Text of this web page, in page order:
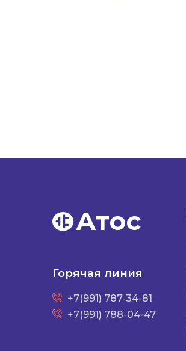
Атос
Горячая линия
+7(991) 787-34-81
+7(991) 788-04-47